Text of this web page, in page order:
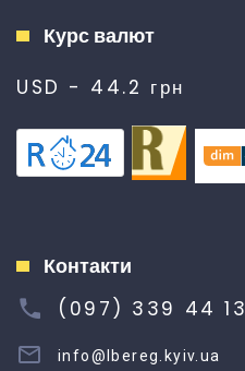
Курс валют
USD - 44.2 грн
Контакти
(097) 339 44 13
info@lbereg.kyiv.ua